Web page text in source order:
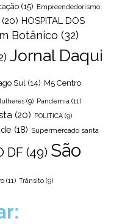
(15) Empreendedorismo
(20) HOSPITAL DOS
Botânico (32)
Jornal Daqui
Sul (14) M5 Centro
(9) Pandemia (11)
(20) POLITICA (9)
(18) Supermercado santa
DF (49) São
(11) Trânsito (9)